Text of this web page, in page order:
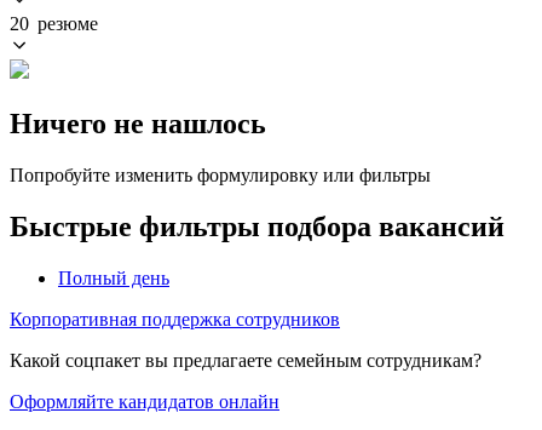
20 резюме
Ничего не нашлось
Попробуйте изменить формулировку или фильтры
Быстрые фильтры подбора вакансий
Полный день
Корпоративная поддержка сотрудников
Какой соцпакет вы предлагаете семейным сотрудникам?
Оформляйте кандидатов онлайн